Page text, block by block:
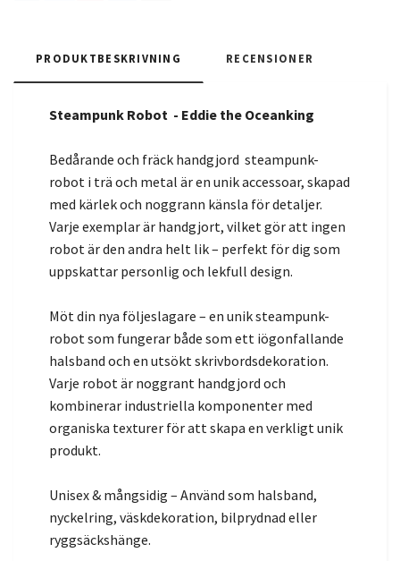
PRODUKTBESKRIVNING RECENSIONER
Steampunk Robot - Eddie the Oceanking
Bedårande och fräck handgjord steampunk-
robot i trä och metal är en unik accessoar, skapad
med kärlek och noggrann känsla för detaljer.
Varje exemplar är handgjort, vilket gör att ingen
robot är den andra helt lik – perfekt för dig som
uppskattar personlig och lekfull design.
Möt din nya följeslagare – en unik steampunk-
robot som fungerar både som ett iögonfallande
halsband och en utsökt skrivbordsdekoration.
Varje robot är noggrant handgjord och
kombinerar industriella komponenter med
organiska texturer för att skapa en verkligt unik
produkt.
Unisex & mångsidig – Använd som halsband,
nyckelring, väskdekoration, bilprydnad eller
ryggsäckshänge.